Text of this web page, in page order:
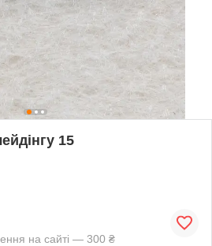
15
на сайті — 300 ₴